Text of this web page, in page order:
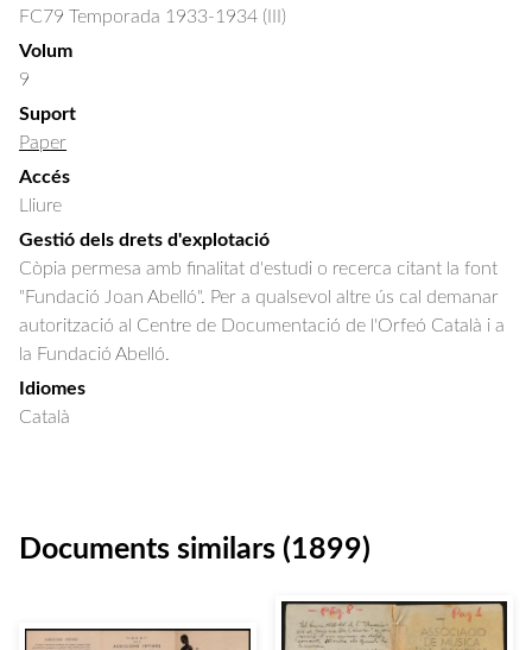
FC79 Temporada 1933-1934 (III)
Volum
9
Suport
Paper
Accés
Lliure
Gestió dels drets d'explotació
Còpia permesa amb finalitat d'estudi o recerca citant la font
"Fundació Joan Abelló". Per a qualsevol altre ús cal demanar
autorització al Centre de Documentació de l'Orfeó Català i a
la Fundació Abelló.
Idiomes
Català
Documents similars (1899)